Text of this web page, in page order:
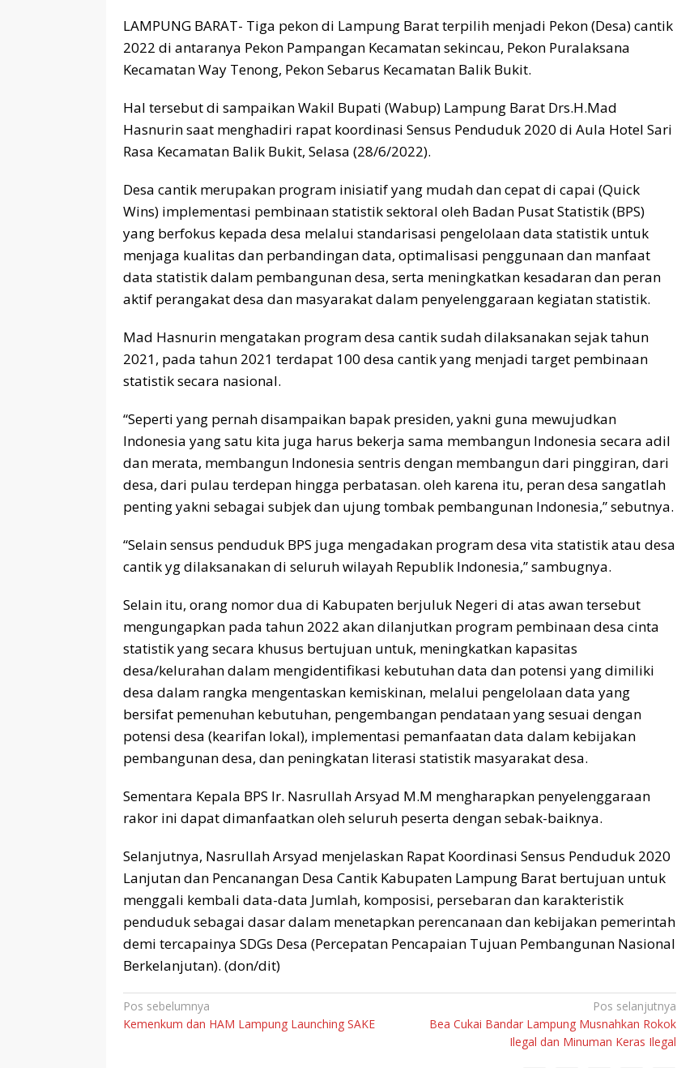
LAMPUNG BARAT- Tiga pekon di Lampung Barat terpilih menjadi Pekon (Desa) cantik
2022 di antaranya Pekon Pampangan Kecamatan sekincau, Pekon Puralaksana
Kecamatan Way Tenong, Pekon Sebarus Kecamatan Balik Bukit.
Hal tersebut di sampaikan Wakil Bupati (Wabup) Lampung Barat Drs.H.Mad
Hasnurin saat menghadiri rapat koordinasi Sensus Penduduk 2020 di Aula Hotel Sari
Rasa Kecamatan Balik Bukit, Selasa (28/6/2022).
Desa cantik merupakan program inisiatif yang mudah dan cepat di capai (Quick
Wins) implementasi pembinaan statistik sektoral oleh Badan Pusat Statistik (BPS)
yang berfokus kepada desa melalui standarisasi pengelolaan data statistik untuk
menjaga kualitas dan perbandingan data, optimalisasi penggunaan dan manfaat
data statistik dalam pembangunan desa, serta meningkatkan kesadaran dan peran
aktif perangakat desa dan masyarakat dalam penyelenggaraan kegiatan statistik.
Mad Hasnurin mengatakan program desa cantik sudah dilaksanakan sejak tahun
2021, pada tahun 2021 terdapat 100 desa cantik yang menjadi target pembinaan
statistik secara nasional.
“Seperti yang pernah disampaikan bapak presiden, yakni guna mewujudkan
Indonesia yang satu kita juga harus bekerja sama membangun Indonesia secara adil
dan merata, membangun Indonesia sentris dengan membangun dari pinggiran, dari
desa, dari pulau terdepan hingga perbatasan. oleh karena itu, peran desa sangatlah
penting yakni sebagai subjek dan ujung tombak pembangunan Indonesia,” sebutnya.
“Selain sensus penduduk BPS juga mengadakan program desa vita statistik atau desa
cantik yg dilaksanakan di seluruh wilayah Republik Indonesia,” sambugnya.
Selain itu, orang nomor dua di Kabupaten berjuluk Negeri di atas awan tersebut
mengungapkan pada tahun 2022 akan dilanjutkan program pembinaan desa cinta
statistik yang secara khusus bertujuan untuk, meningkatkan kapasitas
desa/kelurahan dalam mengidentifikasi kebutuhan data dan potensi yang dimiliki
desa dalam rangka mengentaskan kemiskinan, melalui pengelolaan data yang
bersifat pemenuhan kebutuhan, pengembangan pendataan yang sesuai dengan
potensi desa (kearifan lokal), implementasi pemanfaatan data dalam kebijakan
pembangunan desa, dan peningkatan literasi statistik masyarakat desa.
Sementara Kepala BPS Ir. Nasrullah Arsyad M.M mengharapkan penyelenggaraan
rakor ini dapat dimanfaatkan oleh seluruh peserta dengan sebak-baiknya.
Selanjutnya, Nasrullah Arsyad menjelaskan Rapat Koordinasi Sensus Penduduk 2020
Lanjutan dan Pencanangan Desa Cantik Kabupaten Lampung Barat bertujuan untuk
menggali kembali data-data Jumlah, komposisi, persebaran dan karakteristik
penduduk sebagai dasar dalam menetapkan perencanaan dan kebijakan pemerintah
demi tercapainya SDGs Desa (Percepatan Pencapaian Tujuan Pembangunan Nasional
Berkelanjutan). (don/dit)
Navigasi
pos
Pos sebelumnya
Kemenkum dan HAM Lampung Launching SAKE
Pos selanjutnya
Bea Cukai Bandar Lampung Musnahkan Rokok
Ilegal dan Minuman Keras Ilegal